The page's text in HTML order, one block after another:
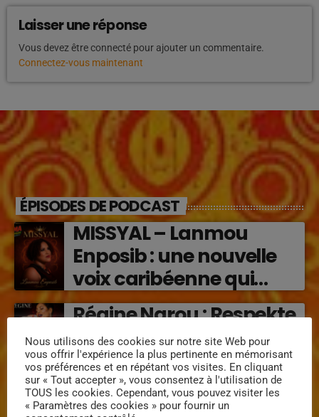
Laisser une réponse
Vous devez être connecté pour ajouter un commentaire.
Connectez-vous maintenant
ÉPISODES DE PODCAST
MISSYAL – Lanmou
Enposib : une nouvelle
voix caribéenne qui
transforme les émotions
en musique (2026)
Régine Narou : Respekte
Mwen, la voix du respect
‘2026)
« Lanmou Nou » (2026) :
Nous utilisons des cookies sur notre site Web pour
vous offrir l'expérience la plus pertinente en mémorisant
vos préférences et en répétant vos visites. En cliquant
sur « Tout accepter », vous consentez à l'utilisation de
TOUS les cookies. Cependant, vous pouvez visiter les
« Paramètres des cookies » pour fournir un